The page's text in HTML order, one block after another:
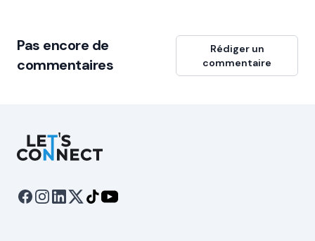
Pas encore de
commentaires
Rédiger un
commentaire
Let's Connect